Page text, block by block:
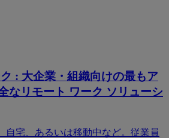
: 大企業・組織向けの最もア
なリモート ワーク ソリューシ
自宅、あるいは移動中など。従業員